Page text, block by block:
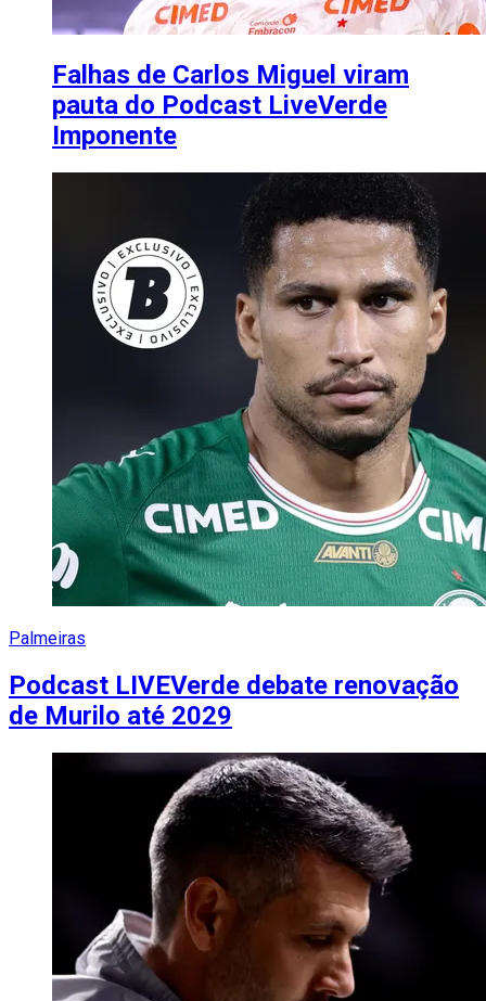
Falhas de Carlos Miguel viram
pauta do Podcast LiveVerde
Imponente
Palmeiras
Podcast LIVEVerde debate renovação
de Murilo até 2029